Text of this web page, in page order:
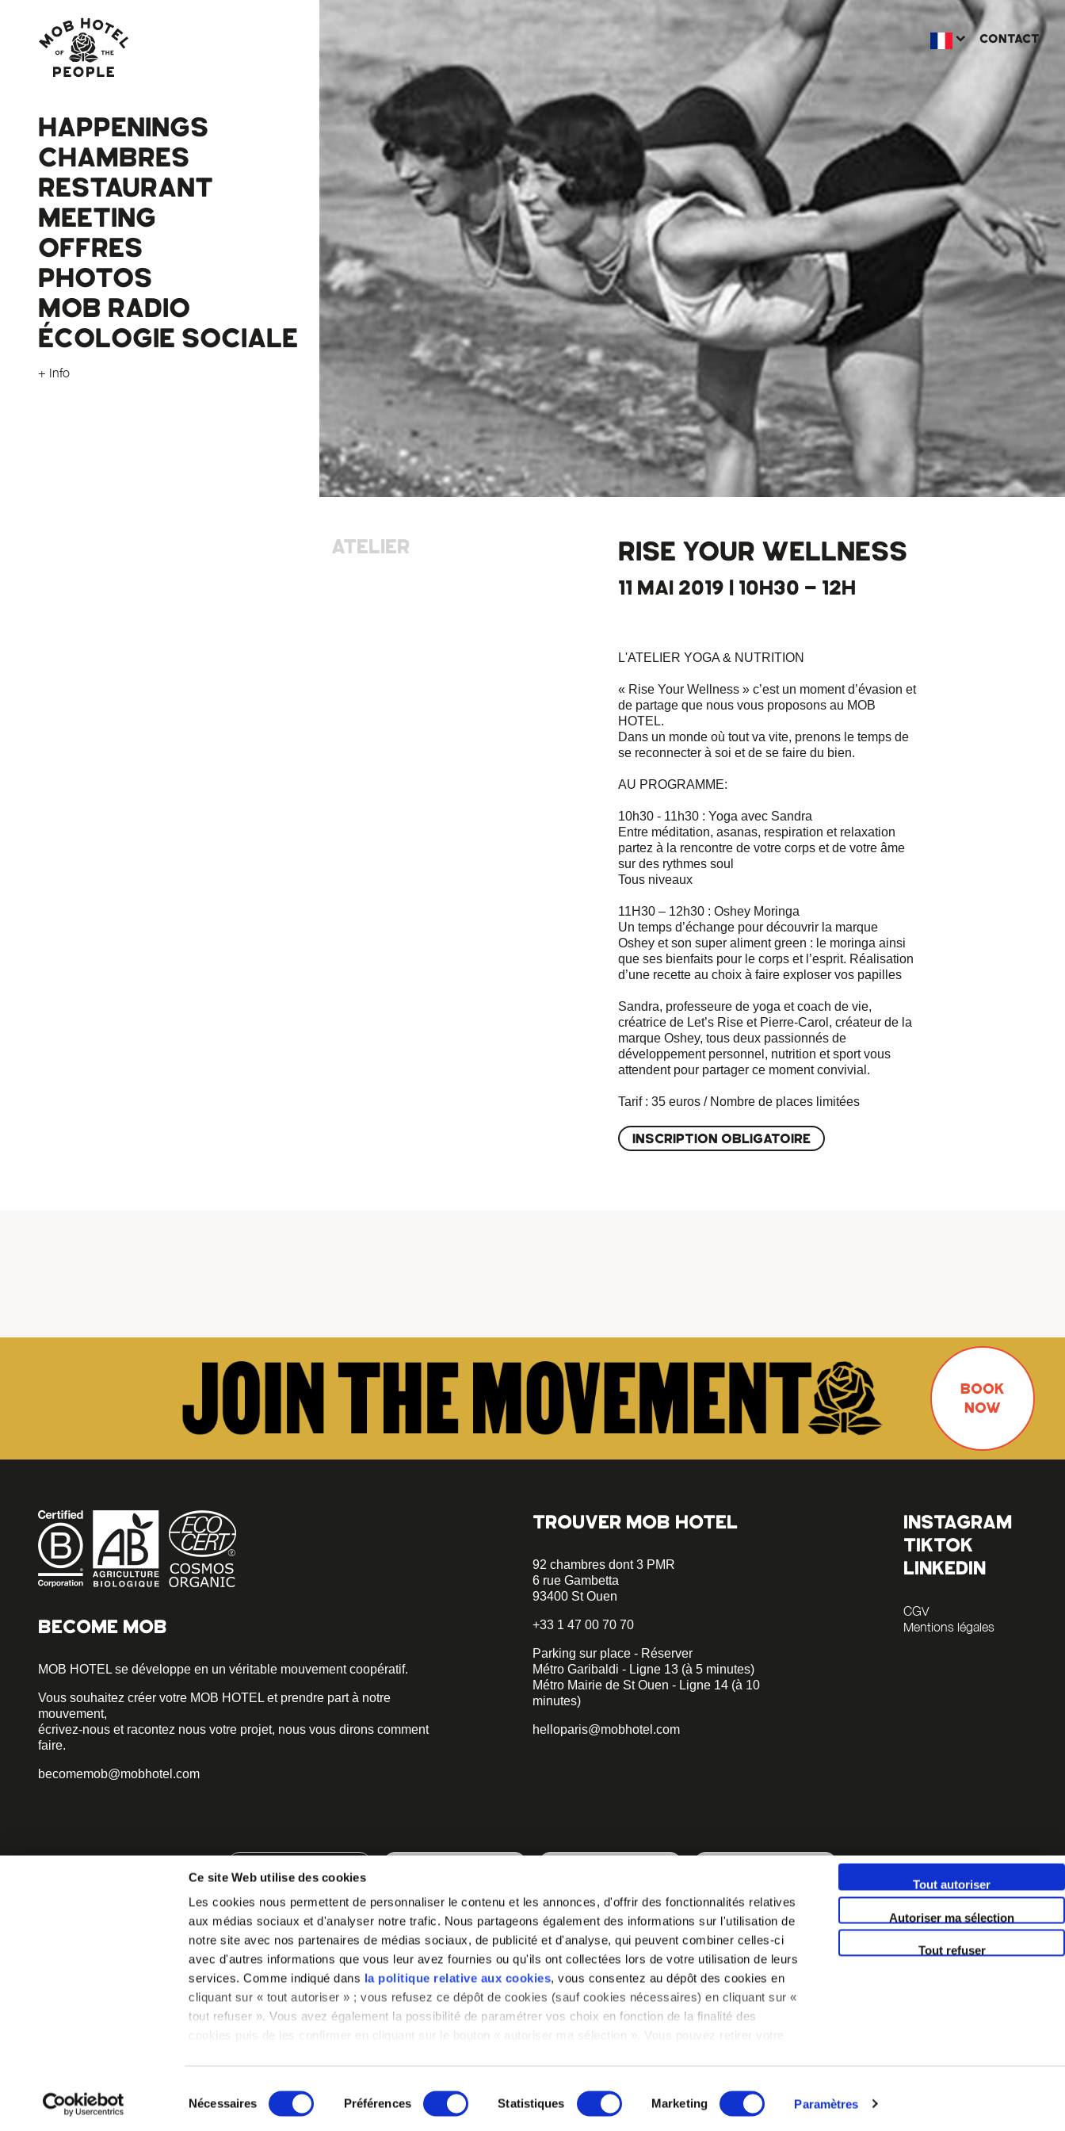
Ce site Web utilise des cookies
Les cookies nous permettent de personnaliser le contenu et les annonces, d'offrir des fonctionnalités relatives
aux médias sociaux et d'analyser notre trafic. Nous partageons également des informations sur l'utilisation de
notre site avec nos partenaires de médias sociaux, de publicité et d'analyse, qui peuvent combiner celles-ci
avec d'autres informations que vous leur avez fournies ou qu'ils ont collectées lors de votre utilisation de leurs
services. Comme indiqué dans la politique relative aux cookies, vous consentez au dépôt des cookies en
cliquant sur « tout autoriser » ; vous refusez ce dépôt de cookies (sauf cookies nécessaires) en cliquant sur «
tout refuser ». Vous avez également la possibilité de paramétrer vos choix en fonction de la finalité des
cookies puis de les confirmer en cliquant sur le bouton « autoriser ma sélection ». Vous pouvez retirer votre
du
Nécessaires Préférences Statistiques Marketing Paramètres
Tout autoriser
Autoriser ma sélection
Tout refuser
HAPPENINGS
CHAMBRES
RESTAURANT
MEETING
OFFRES
PHOTOS
MOB RADIO
ÉCOLOGIE SOCIALE
+ Info
CONTACT
RISE YOUR WELLNESS
11 MAI 2019 | 10H30 - 12H
ATELIER
L'ATELIER YOGA & NUTRITION
« Rise Your Wellness » c’est un moment d’évasion et
de partage que nous vous proposons au MOB
HOTEL.
Dans un monde où tout va vite, prenons le temps de
se reconnecter à soi et de se faire du bien.
AU PROGRAMME:
10h30 - 11h30 : Yoga avec Sandra
Entre méditation, asanas, respiration et relaxation
partez à la rencontre de votre corps et de votre âme
sur des rythmes soul
Tous niveaux
11H30 – 12h30 : Oshey Moringa
Un temps d’échange pour découvrir la marque
Oshey et son super aliment green : le moringa ainsi
que ses bienfaits pour le corps et l’esprit. Réalisation
d’une recette au choix à faire exploser vos papilles
Sandra, professeure de yoga et coach de vie,
créatrice de Let’s Rise et Pierre-Carol, créateur de la
marque Oshey, tous deux passionnés de
développement personnel, nutrition et sport vous
attendent pour partager ce moment convivial.
Tarif : 35 euros / Nombre de places limitées
INSCRIPTION OBLIGATOIRE
BOOK
NOW
BECOME MOB
MOB HOTEL se développe en un véritable mouvement coopératif.
Vous souhaitez créer votre MOB HOTEL et prendre part à notre
mouvement,
écrivez-nous et racontez nous votre projet, nous vous dirons comment
faire.
becomemob@mobhotel.com
TROUVER MOB HOTEL
92 chambres dont 3 PMR
6 rue Gambetta
93400 St Ouen
+33 1 47 00 70 70
Parking sur place - Réserver
Métro Garibaldi - Ligne 13 (à 5 minutes)
Métro Mairie de St Ouen - Ligne 14 (à 10
minutes)
helloparis@mobhotel.com
INSTAGRAM
TIKTOK
LINKEDIN
CGV
Mentions légales